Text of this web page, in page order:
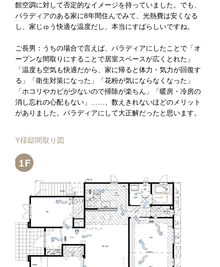
館空調に対して否定的なイメージを持っていました。でも、
パラディアのある家に8年間住んでみて、光熱費は安くなる
し、家じゅう快適な温度だし、本当にすばらしいですね。
ご長男：うちの場合で言えば、パラディアにしたことで「オ
ープンな間取りにすることで居室スペースが広くとれた」
「温度も空気も快適だから、家に帰ると体力・気力が回復す
る」「衛生対策になった」「花粉が気にならなくなった」
「ホコリやカビが少ないので掃除が楽ちん」「暖房・冷房の
消し忘れの心配もない」……、数えきれないほどのメリット
がありました。パラディアにして大正解だったと思います。
Y様邸間取り図